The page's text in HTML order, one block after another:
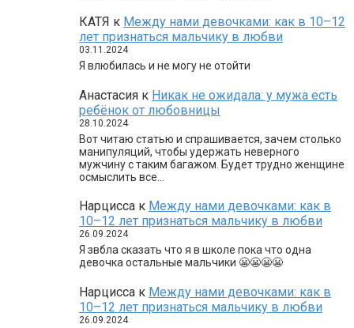
КАТЯ к Между нами девочками: как в 10–12
лет признаться мальчику в любви
03.11.2024
Я влюбилась и не могу не отойти
Анастасия к Никак не ожидала: у мужа есть
ребёнок от любовницы
28.10.2024
Вот читаю статью и спрашивается, зачем столько
манипуляций, чтобы удержать неверного
мужчину с таким багажом. Будет трудно женщине
осмыслить все…
Нарцисса к Между нами девочками: как в
10–12 лет признаться мальчику в любви
26.09.2024
Я звбла сказать что я в школе пока что одна
девочка остальные мальчики 😬😬😬😬
Нарцисса к Между нами девочками: как в
10–12 лет признаться мальчику в любви
26.09.2024